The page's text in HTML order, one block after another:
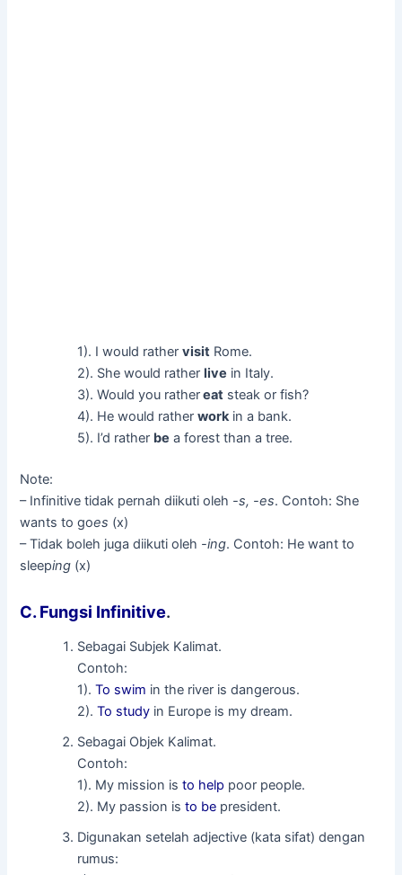
1). I would rathervisit Rome.
2). She would rather live in Italy.
3). Would you rathereat steak or fish?
4). He would ratherworkin a bank.
5). I’d rather be a forest than a tree.
Note:
– Infinitive tidak pernah diikuti oleh -s, -es. Contoh: She
wants to goes (x)
– Tidak boleh juga diikuti oleh -ing. Contoh: He want to
sleeping (x)
C. Fungsi Infinitive.
Sebagai Subjek Kalimat.
Contoh:
1).To swim in the river is dangerous.
2).To study in Europe is my dream.
Sebagai Objek Kalimat.
Contoh:
1). My mission isto help poor people.
2). My passion isto be president.
Digunakan setelah adjective (kata sifat) dengan
rumus: